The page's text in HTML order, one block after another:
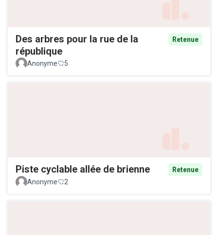
Des arbres pour la rue de la
république
Retenue
Anonyme 5
Piste cyclable allée de brienne
Retenue
Anonyme
2